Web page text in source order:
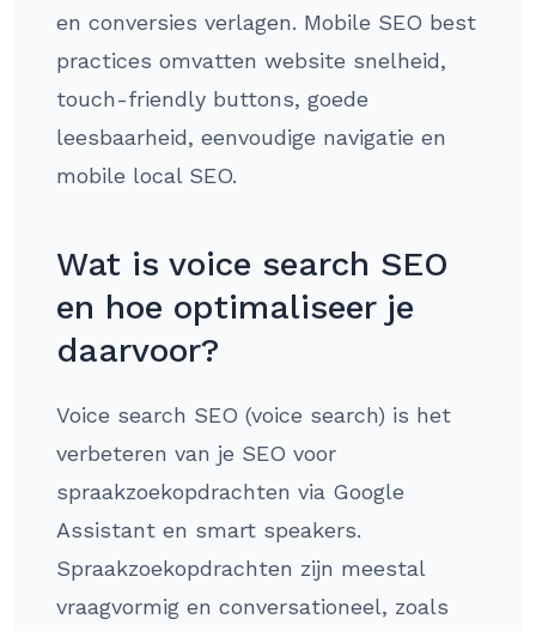
en conversies verlagen. Mobile SEO best
practices omvatten website snelheid,
touch-friendly buttons, goede
leesbaarheid, eenvoudige navigatie en
mobile local SEO.
Wat is voice search SEO
en hoe optimaliseer je
daarvoor?
Voice search SEO (voice search) is het
verbeteren van je SEO voor
spraakzoekopdrachten via Google
Assistant en smart speakers.
Spraakzoekopdrachten zijn meestal
vraagvormig en conversationeel, zoals